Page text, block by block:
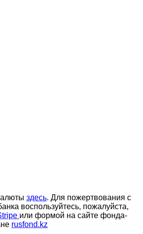
здесь. Для пожертвования с
воспользуйтесь, пожалуйста,
или формой на сайте фонда-
rusfond.kz